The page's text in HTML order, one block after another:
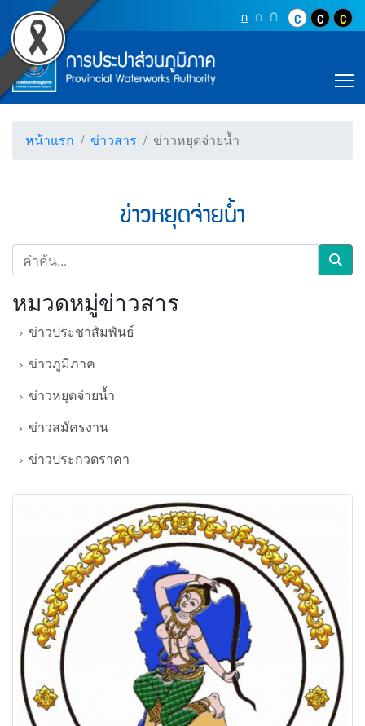
ข่าวหยุดจ่ายน้ำ (การประ
ข้ามไปยังเนื้อหา (Skip to content)
ข้ามไปยังเมนู (Skip to menu)
หน้าค้นหาข้อมูลในเว็บไซต์ (Search)
หน้าแผนผังเว็บไซต์ (Sitemap)
ตัวช่วยเหลือการเข้าถึงเว็บไซต์
หน้าหลักหรือโฮมเพจ
หน้าคำถามยอดฮิต
Top Menu กปุ่มปรับตัวอักษรให้เป็นขนา
กปุ่มเพิ่มขนาดตัวอักษร
ก ปุ่มเพิ่มขนาดตั
ปุ่มปรับสีตัวอัก
ปุ่มปรับสี
ปุ่ม
Main Menu
ตราสัญลักษณ์ และค่านิยม การประปาส่ว
หน้าแรก ข่าวสาร ข่าวหยุดจ่ายน้ำ
ข่าวหยุดจ่ายน้ำ
คำค้น
หมวดหมู่ข่าวสาร
ข่าวประชาสัมพันธ์
ข่าวภูมิภาค
ข่าวหยุดจ่ายน้ำ
ข่าวสมัครงาน
ข่าวประกวดราคา